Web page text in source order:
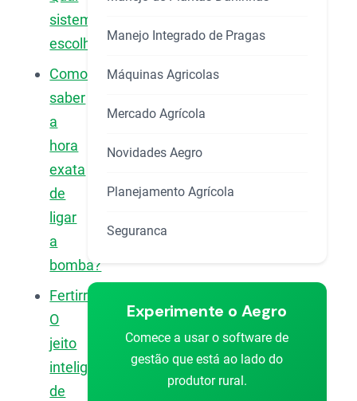
sistema
escolher?
Como
saber
a
hora
exata
de
ligar
a
bomba?
Fertirrigação:
O
jeito
inteligente
de
Manejo Integrado de Pragas
Máquinas Agricolas
Mercado Agrícola
Novidades Aegro
Planejamento Agrícola
Seguranca
Experimente o Aegro
Comece a usar o software de
gestão que está ao lado do
produtor rural.